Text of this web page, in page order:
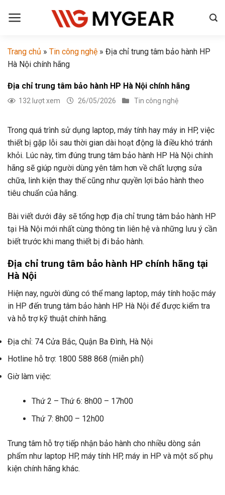
đến
Trang chủ » Tin công nghệ » Địa chỉ trung tâm bảo hành HP
Hà Nội chính hãng
Địa chỉ trung tâm bảo hành HP Hà Nội chính hãng
132 lượt xem 26/05/2026 Tin công nghệ
Trong quá trình sử dụng laptop, máy tính hay máy in HP, việc
thiết bị gặp lỗi sau thời gian dài hoạt động là điều khó tránh
khỏi. Lúc này, tìm đúng trung tâm bảo hành HP Hà Nội chính
hãng sẽ giúp người dùng yên tâm hơn về chất lượng sửa
chữa, linh kiện thay thế cũng như quyền lợi bảo hành theo
tiêu chuẩn của hãng.
Bài viết dưới đây sẽ tổng hợp địa chỉ trung tâm bảo hành HP
tại Hà Nội mới nhất cùng thông tin liên hệ và những lưu ý cần
biết trước khi mang thiết bị đi bảo hành.
Địa chỉ trung tâm bảo hành HP chính hãng tại
Hà Nội
Hiện nay, người dùng có thể mang laptop, máy tính hoặc máy
in HP đến trung tâm bảo hành HP Hà Nội để được kiểm tra
và hỗ trợ kỹ thuật chính hãng.
Địa chỉ: 74 Cửa Bắc, Quận Ba Đình, Hà Nội
Hotline hỗ trợ: 1800 588 868 (miễn phí)
Giờ làm việc:
Thứ 2 – Thứ 6: 8h00 – 17h00
Thứ 7: 8h00 – 12h00
Trung tâm hỗ trợ tiếp nhận bảo hành cho nhiều dòng sản
phẩm như laptop HP, máy tính HP, máy in HP và một số phụ
kiện chính hãng khác.